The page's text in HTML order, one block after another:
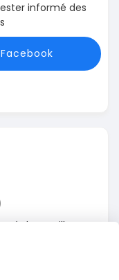
informé des
des meilleures
X